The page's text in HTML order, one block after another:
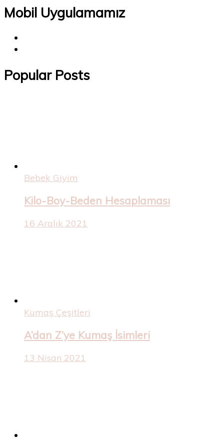
Mobil Uygulamamız
Popular Posts
Bebek Giyim
Kilo-Boy-Beden Hesaplaması
16 Aralık 2021
Kumaş Çeşitleri
A’dan Z’ye Kumaş İsimleri
13 Nisan 2021